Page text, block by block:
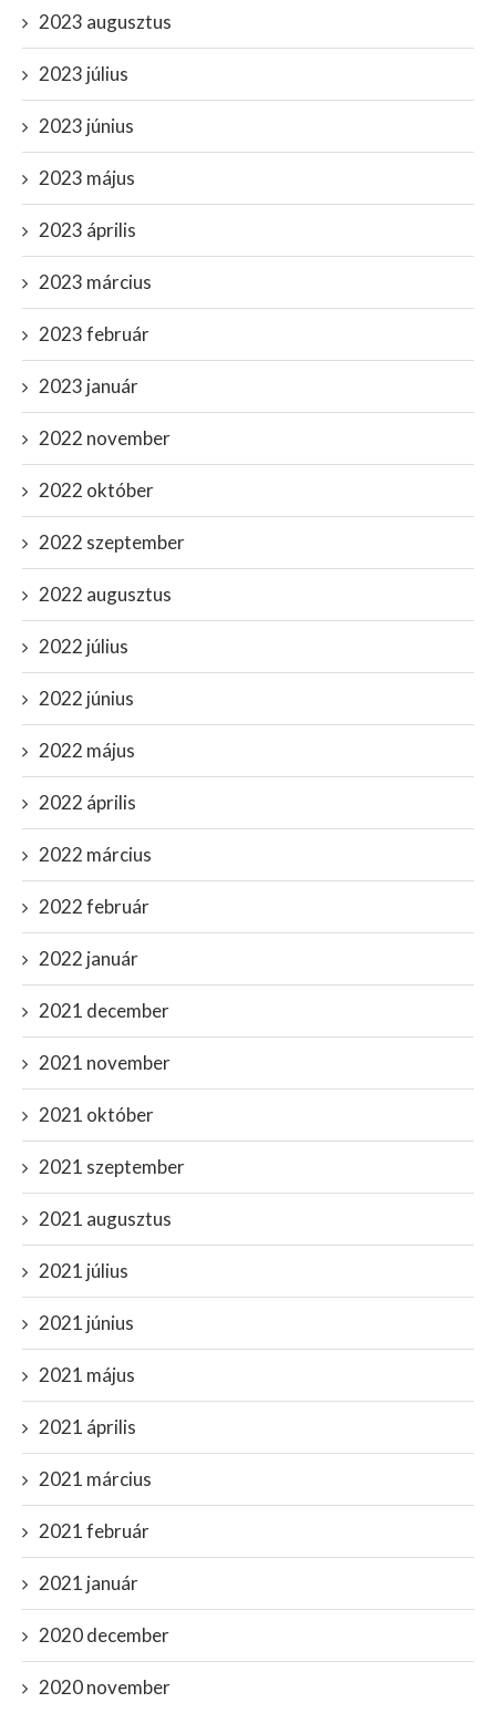
2023 augusztus
2023 július
2023 június
2023 május
2023 április
2023 március
2023 február
2023 január
2022 november
2022 október
2022 szeptember
2022 augusztus
2022 július
2022 június
2022 május
2022 április
2022 március
2022 február
2022 január
2021 december
2021 november
2021 október
2021 szeptember
2021 augusztus
2021 július
2021 június
2021 május
2021 április
2021 március
2021 február
2021 január
2020 december
2020 november